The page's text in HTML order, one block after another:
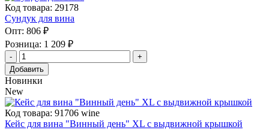
Код товара: 29178
Сундук для вина
Опт: 806 ₽
Розница: 1 209 ₽
Добавить
Новинки
New
Код товара: 91706 wine
Кейс для вина "Винный день" XL с выдвижной крышкой